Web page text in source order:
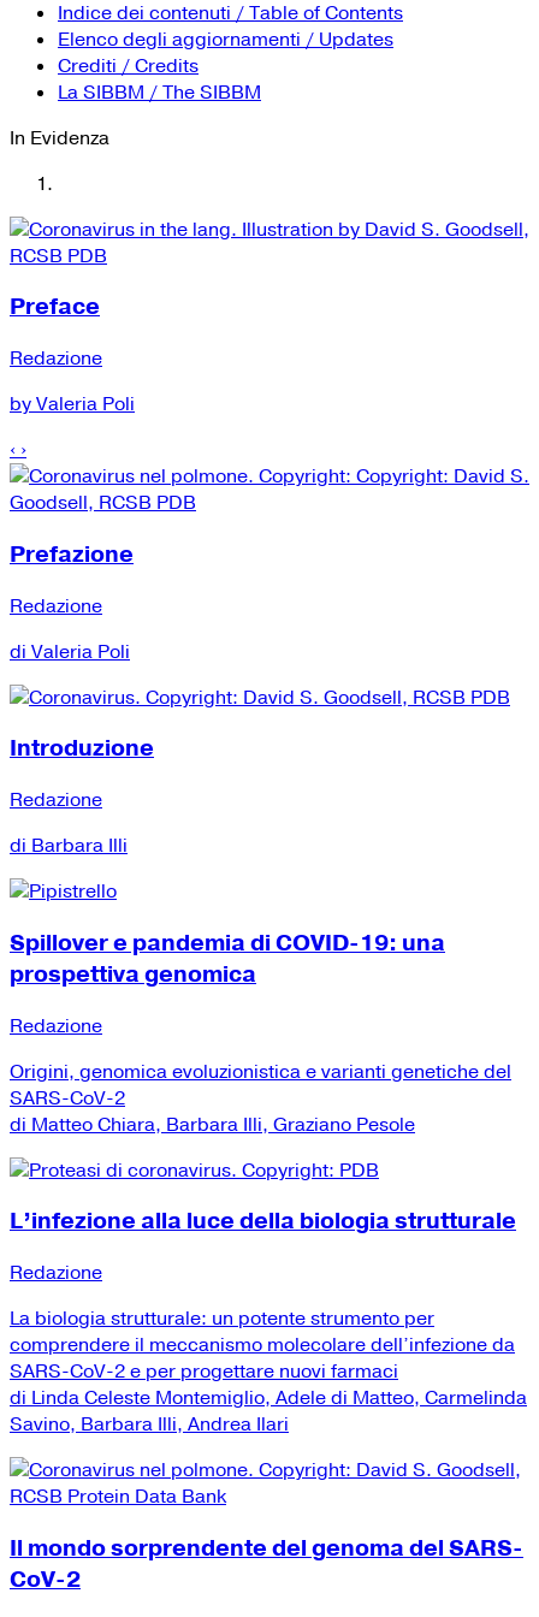
Tutti i siti Zanichelli per la scuola
Collezioni Università
Facebook
Twitter
Instagram
Instagram scuola
Mail
Indice dei contenuti / Table of Contents
Elenco degli aggiornamenti / Updates
Crediti / Credits
La SIBBM / The SIBBM
In Evidenza
Preface
Redazione
by Valeria Poli
‹ ›
Prefazione
Redazione
di Valeria Poli
Introduzione
Redazione
di Barbara Illi
Spillover e pandemia di COVID-19: una
prospettiva genomica
Redazione
Origini, genomica evoluzionistica e varianti genetiche del
SARS-CoV-2
di Matteo Chiara, Barbara Illi, Graziano Pesole
L’infezione alla luce della biologia strutturale
Redazione
La biologia strutturale: un potente strumento per
comprendere il meccanismo molecolare dell’infezione da
SARS-CoV-2 e per progettare nuovi farmaci
di Linda Celeste Montemiglio, Adele di Matteo, Carmelinda
Savino, Barbara Illi, Andrea Ilari
Il mondo sorprendente del genoma del SARS-
CoV-2